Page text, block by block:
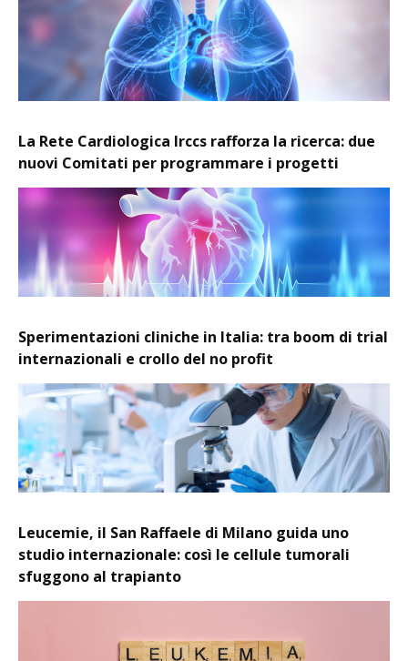
La Rete Cardiologica Irccs rafforza la ricerca: due
nuovi Comitati per programmare i progetti
Sperimentazioni cliniche in Italia: tra boom di trial
internazionali e crollo del no profit
Leucemie, il San Raffaele di Milano guida uno
studio internazionale: così le cellule tumorali
sfuggono al trapianto